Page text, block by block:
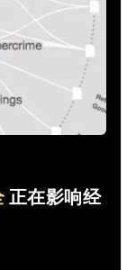
正在影响经